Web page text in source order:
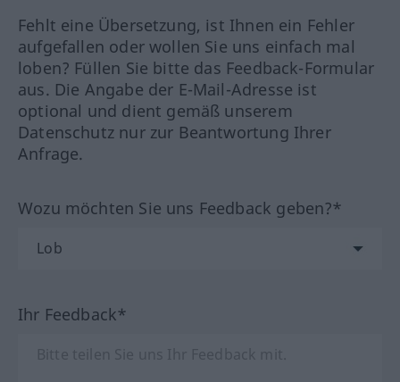
Fehlt eine Übersetzung, ist Ihnen ein Fehler
aufgefallen oder wollen Sie uns einfach mal
loben? Füllen Sie bitte das Feedback-Formular
aus. Die Angabe der E-Mail-Adresse ist
optional und dient gemäß unserem
Datenschutz nur zur Beantwortung Ihrer
Anfrage.
Wozu möchten Sie uns Feedback geben?*
Ihr Feedback*